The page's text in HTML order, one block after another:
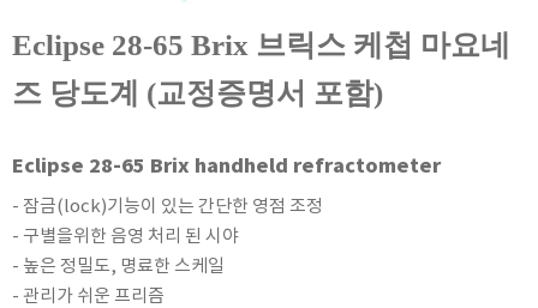
Martens (GHM Group)
Milwaukee Instruments
NEW COSMOS
OCEANUS
OKANO WORKS
PARTICLE PLUS
Eclipse 28-65 Brix 브릭스 케첩 마요네
즈 당도계 (교정증명서 포함)
Eclipse 28-65 Brix handheld refractometer
- 잠금(lock)기능이 있는 간단한 영점 조정
- 구별을위한 음영 처리 된 시야
- 높은 정밀도, 명료한 스케일
- 관리가 쉬운 프리즘